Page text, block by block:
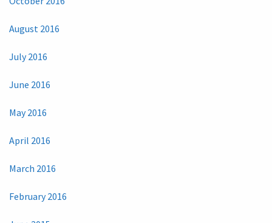
August 2016
July 2016
June 2016
May 2016
April 2016
March 2016
February 2016